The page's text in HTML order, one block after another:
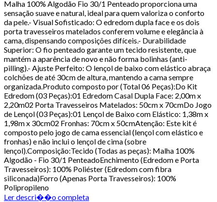
Malha 100% Algodão Fio 30/1 Penteado proporciona uma
sensação suave e natural, ideal para quem valoriza o conforto
da pele.- Visual Sofisticado: O edredom dupla face e os dois
porta travesseiros matelados conferem volume e elegância à
cama, dispensando composições difíceis.- Durabilidade
Superior: O fio penteado garante um tecido resistente, que
mantém a aparência de novo e não forma bolinhas (anti-
pilling).- Ajuste Perfeito: O lençol de baixo com elástico abraça
colchões de até 30cm de altura, mantendo a cama sempre
organizada.Produto composto por (Total 06 Peças):Do Kit
Edredom (03 Peças):01 Edredom Casal Dupla Face: 2,00m x
2,20m02 Porta Travesseiros Matelados: 50cm x 70cmDo Jogo
de Lençol (03 Peças):01 Lençol de Baixo com Elástico: 1,38m x
1,98m x 30cm02 Fronhas: 70cm x 50cmAtenção: Este kit é
composto pelo jogo de cama essencial (lençol com elástico e
fronhas) e não inclui o lençol de cima (sobre
lençol).Composição:Tecido (Todas as peças): Malha 100%
Algodão - Fio 30/1 PenteadoEnchimento (Edredom e Porta
Travesseiros): 100% Poliéster (Edredom com fibra
siliconada)Forro (Apenas Porta Travesseiros): 100%
Polipropileno
Ler descri��o completa